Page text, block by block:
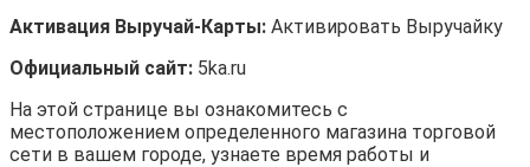
Активация Выручай-Карты: Активировать Выручайку
Официальный сайт: 5ka.ru
На этой странице вы ознакомитесь с
местоположением определенного магазина торговой
сети в вашем городе, узнаете время работы и